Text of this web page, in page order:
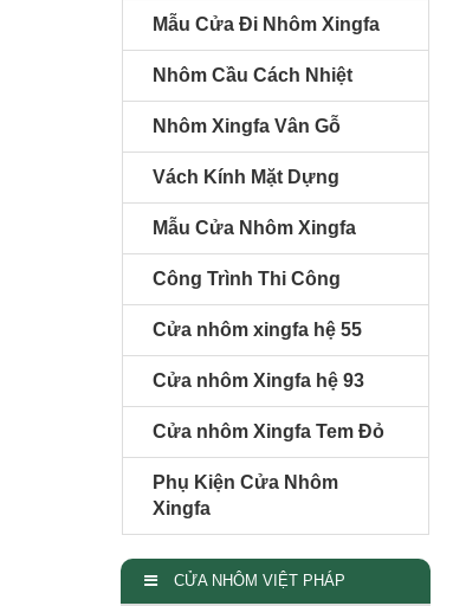
Mẫu Cửa Đi Nhôm Xingfa
Nhôm Cầu Cách Nhiệt
Nhôm Xingfa Vân Gỗ
Vách Kính Mặt Dựng
Mẫu Cửa Nhôm Xingfa
Công Trình Thi Công
Cửa nhôm xingfa hệ 55
Cửa nhôm Xingfa hệ 93
Cửa nhôm Xingfa Tem Đỏ
Phụ Kiện Cửa Nhôm
Xingfa
CỬA NHÔM VIỆT PHÁP